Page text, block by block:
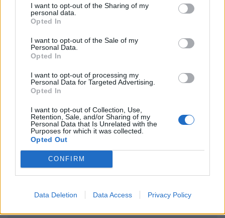
I want to opt-out of the Sharing of my
personal data.
Opted In
I want to opt-out of the Sale of my
Personal Data.
Opted In
I want to opt-out of processing my
Personal Data for Targeted Advertising.
Opted In
I want to opt-out of Collection, Use,
Retention, Sale, and/or Sharing of my
Personal Data that Is Unrelated with the
Purposes for which it was collected.
Opted Out
CONFIRM
Data Deletion Data Access Privacy Policy
kérdésekre. Meddig tarthat az AI-rali, kik lehetnek a
következő évek nyertesei, mire számíthatunk a részvény-,
érdemes portfóliót építeni egy gyorsan változó...
KEDVES OLVASÓNK!
A keresett cikk a portfolio.hu hírarchívumához
tartozik, melynek olvasása előfizetéses
regisztrációhoz kötött.
Az előfizetés a következőket tartalmazza:
Portfolio.hu teljes cikkarchívum
Kötéslisták: BÉT elmúlt 2 év napon belüli
kötéslistái